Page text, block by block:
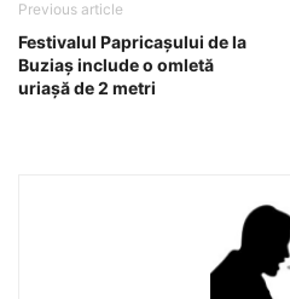
Previous article
Festivalul Papricaşului de la
Buziaş include o omletă
uriaşă de 2 metri